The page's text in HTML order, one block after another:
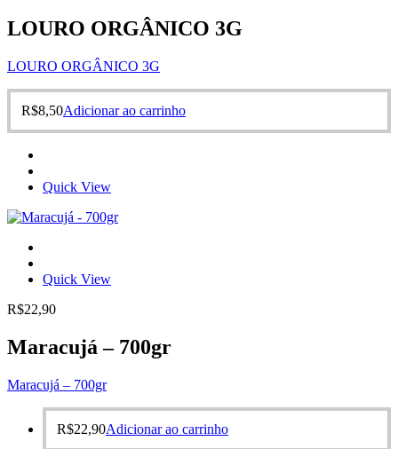
LOURO ORGÂNICO 3G
LOURO ORGÂNICO 3G
R$8,50Adicionar ao carrinho
Quick View
Quick View
R$22,90
Maracujá – 700gr
Maracujá – 700gr
R$22,90Adicionar ao carrinho